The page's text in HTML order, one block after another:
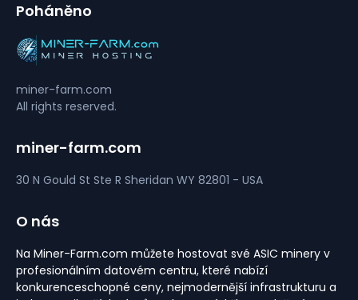
Poháněno
miner-farm.com
All rights reserved.
miner-farm.com
30 N Gould St Ste R Sheridan WY 82801 - USA
O nás
Na Miner-Farm.com můžete hostovat své ASIC minery v
profesionálním datovém centru, které nabízí
konkurenceschopné ceny, nejmodernější infrastrukturu a